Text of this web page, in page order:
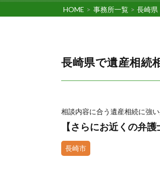
HOME > 事務所一覧 > 長崎県
長崎県で遺産相続
相談内容に合う遺産相続に強
【さらにお近くの弁護
長崎市